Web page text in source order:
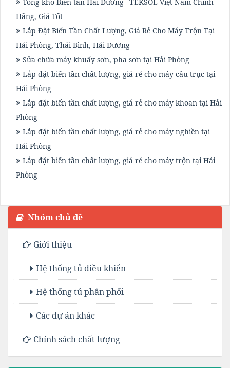
Hãng, Giá Tốt
Lắp Đặt Biến Tần Chất Lượng, Giá Rẻ Cho Máy Trộn Tại
Hải Phòng, Thái Bình, Hải Dương
Sửa chữa máy khuấy sơn, pha sơn tại Hải Phòng
Lắp đặt biến tần chất lượng, giá rẻ cho máy cầu trục tại
Hải Phòng
Lắp đặt biến tần chất lượng, giá rẻ cho máy khoan tại Hải
Phòng
Lắp đặt biến tần chất lượng, giá rẻ cho máy nghiền tại
Hải Phòng
Lắp đặt biến tần chất lượng, giá rẻ cho máy trộn tại Hải
Phòng
Nhóm chủ đề
Giới thiệu
Hệ thống tủ điều khiển
Hệ thống tủ phân phối
Các dự án khác
Chính sách chất lượng